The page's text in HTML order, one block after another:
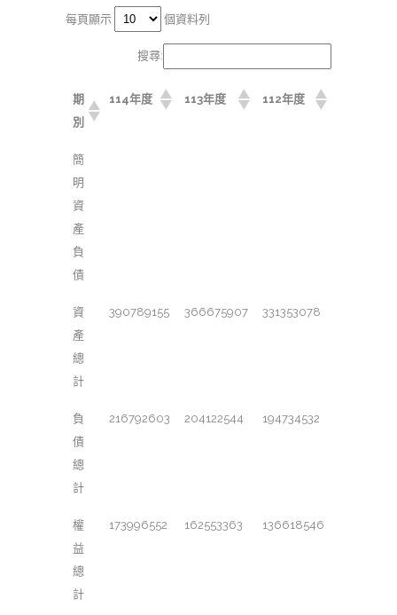
每頁顯示 個資料列
搜尋:
期
別
114年度 113年度 112年度
簡
明
資
產
負
債
資
產
總
計
390789155 366675907 331353078
負
債
總
計
216792603 204122544 194734532
權
益
總
計
173996552 162553363 136618546